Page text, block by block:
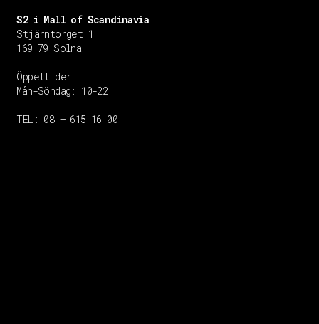
S2 i Mall of Scandinavia
Stjärntorget 1
169 79 Solna
Öppettider
Mån-Söndag: 10-22
TEL: 08 – 615 16 00